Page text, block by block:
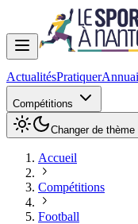
ActualitésPratiquer
Compétitions
Changer de thème
Accueil
Compétitions
Football